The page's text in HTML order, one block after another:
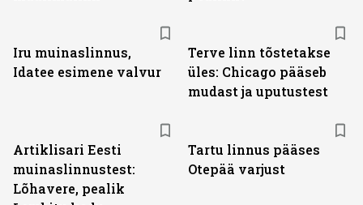
Iru muinaslinnus,
Idatee esimene valvur
Terve linn tõstetakse
üles: Chicago pääseb
mudast ja uputustest
Artiklisari Eesti
muinaslinnustest:
Lõhavere, pealik
Tartu linnus pääses
Otepää varjust